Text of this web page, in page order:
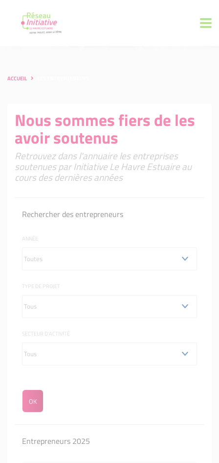
ACCUEIL
Nous sommes fiers de les
avoir soutenus
Retrouvez dans l'annuaire les entreprises
soutenues par Initiative Le Havre Estuaire au
cours des dernières années
Rechercher des entrepreneurs
ANNÉE
TYPE DE PROJET
SECTEUR D'ACTIVITÉ
Entrepreneurs 2025